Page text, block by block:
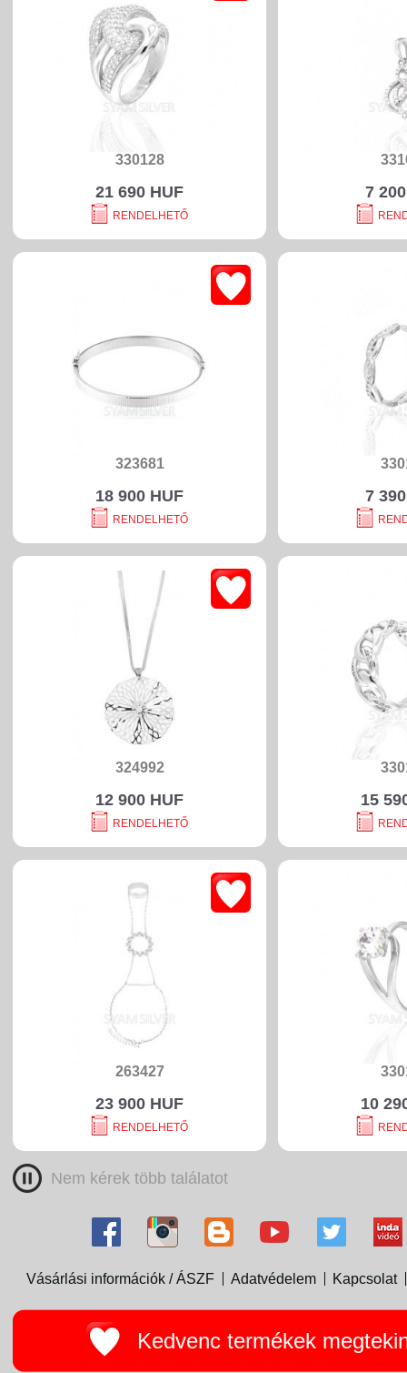
330128
21 690 HUF
RENDELHETŐ
7
323681
18 900 HUF
RENDELHETŐ
7
324992
12 900 HUF
RENDELHETŐ
15
263427
23 900 HUF
RENDELHETŐ
10
Nem kérek több találatot
Vásárlási információk / ÁSZF Adatvédelem Kapcsolat
Kedvenc termékek